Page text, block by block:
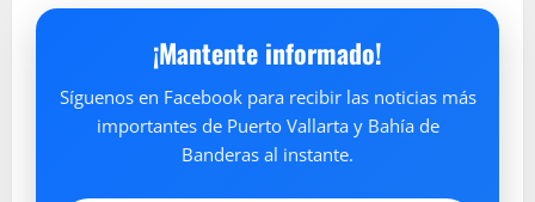
¡Mantente informado!
Síguenos en Facebook para recibir las noticias más
importantes de Puerto Vallarta y Bahía de
Banderas al instante.